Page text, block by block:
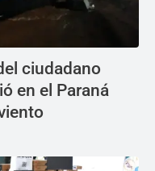
ciudadano
en el Paraná